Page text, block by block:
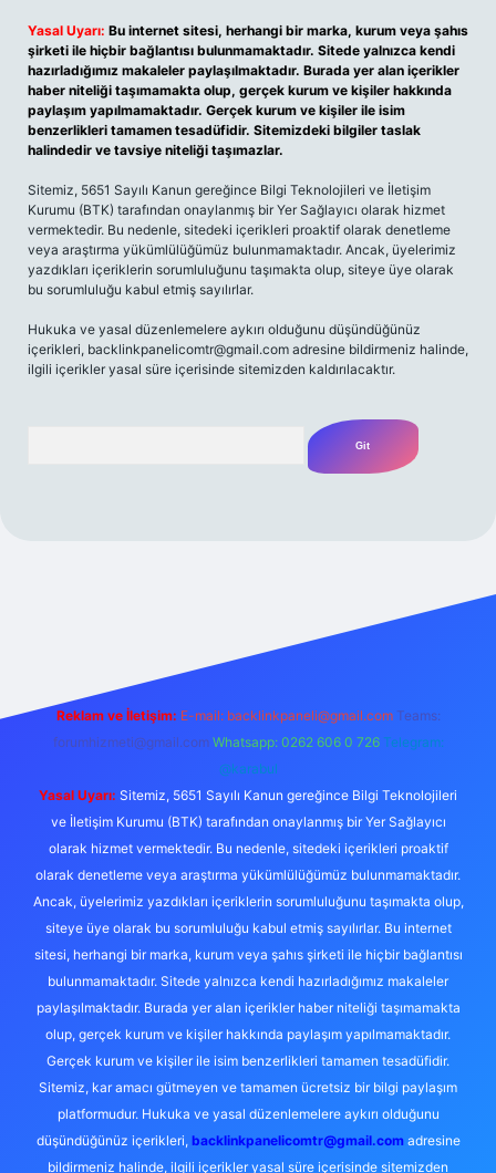
Yasal Uyarı: Bu internet sitesi, herhangi bir marka, kurum veya şahıs
şirketi ile hiçbir bağlantısı bulunmamaktadır. Sitede yalnızca kendi
hazırladığımız makaleler paylaşılmaktadır. Burada yer alan içerikler
haber niteliği taşımamakta olup, gerçek kurum ve kişiler hakkında
paylaşım yapılmamaktadır. Gerçek kurum ve kişiler ile isim
benzerlikleri tamamen tesadüfidir. Sitemizdeki bilgiler taslak
halindedir ve tavsiye niteliği taşımazlar.
Sitemiz, 5651 Sayılı Kanun gereğince Bilgi Teknolojileri ve İletişim
Kurumu (BTK) tarafından onaylanmış bir Yer Sağlayıcı olarak hizmet
vermektedir. Bu nedenle, sitedeki içerikleri proaktif olarak denetleme
veya araştırma yükümlülüğümüz bulunmamaktadır. Ancak, üyelerimiz
yazdıkları içeriklerin sorumluluğunu taşımakta olup, siteye üye olarak
bu sorumluluğu kabul etmiş sayılırlar.
Hukuka ve yasal düzenlemelere aykırı olduğunu düşündüğünüz
içerikleri, backlinkpanelicomtr@gmail.com adresine bildirmeniz halinde,
ilgili içerikler yasal süre içerisinde sitemizden kaldırılacaktır.
Reklam ve İletişim: E-mail: backlinkpaneli@gmail.com Teams:
forumhizmeti@gmail.com Whatsapp: 0262 606 0 726 Telegram:
@karabul
Yasal Uyarı: Sitemiz, 5651 Sayılı Kanun gereğince Bilgi Teknolojileri
ve İletişim Kurumu (BTK) tarafından onaylanmış bir Yer Sağlayıcı
olarak hizmet vermektedir. Bu nedenle, sitedeki içerikleri proaktif
olarak denetleme veya araştırma yükümlülüğümüz bulunmamaktadır.
Ancak, üyelerimiz yazdıkları içeriklerin sorumluluğunu taşımakta olup,
siteye üye olarak bu sorumluluğu kabul etmiş sayılırlar. Bu internet
sitesi, herhangi bir marka, kurum veya şahıs şirketi ile hiçbir bağlantısı
bulunmamaktadır. Sitede yalnızca kendi hazırladığımız makaleler
paylaşılmaktadır. Burada yer alan içerikler haber niteliği taşımamakta
olup, gerçek kurum ve kişiler hakkında paylaşım yapılmamaktadır.
Gerçek kurum ve kişiler ile isim benzerlikleri tamamen tesadüfidir.
Sitemiz, kar amacı gütmeyen ve tamamen ücretsiz bir bilgi paylaşım
platformudur. Hukuka ve yasal düzenlemelere aykırı olduğunu
düşündüğünüz içerikleri, backlinkpanelicomtr@gmail.comadresine
bildirmeniz halinde, ilgili içerikler yasal süre içerisinde sitemizden